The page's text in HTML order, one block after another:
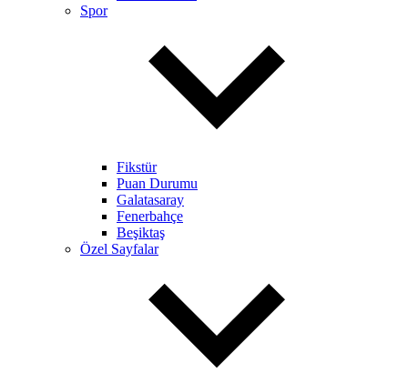
Spor
Fikstür
Puan Durumu
Galatasaray
Fenerbahçe
Beşiktaş
Özel Sayfalar